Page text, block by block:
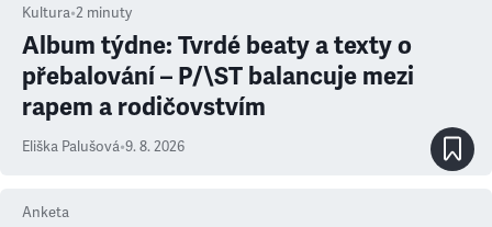
Kultura•2 minuty
Album týdne: Tvrdé beaty a texty o
přebalování – P/\ST balancuje mezi
rapem a rodičovstvím
Eliška Palušová•9. 8. 2026
Anketa